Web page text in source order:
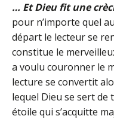
… Et Dieu fit une
pour n’importe quel
départ le lecteur se
constitue le
a voulu couronner le
lecture se convertit
lequel Dieu se sert de
étoile qui s’acquitte